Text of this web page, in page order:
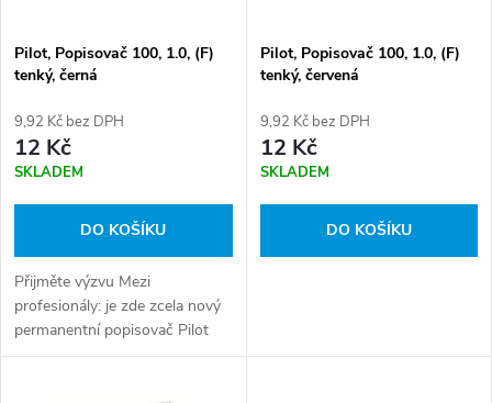
p
r
o
u
k
s
p
r
o
d
u
k
Pilot, Popisovač 100, 1.0, (F)
tenký, černá
9,92 Kč bez DPH
12 Kč
SKLADEM
DO KOŠÍKU
Přijměte výzvu Mezi
profesionály: je zde zcela nový
permanentní popisovač Pilot
Permanent Marker! Jeho
Pilot, Popisovač 100, 1.0, (F)
tenký, červená
9,92 Kč bez DPH
12 Kč
SKLADEM
DO KOŠÍKU